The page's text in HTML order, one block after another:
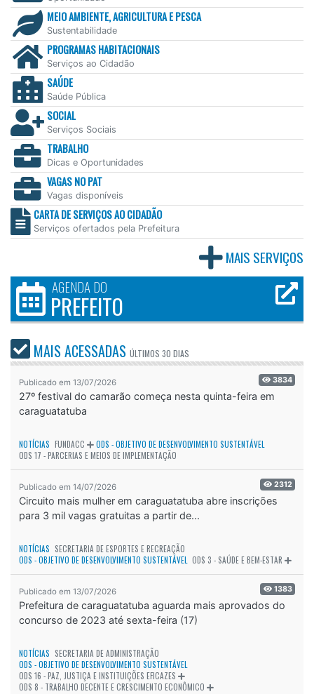
MEIO AMBIENTE, AGRICULTURA E PESCA
Sustentabilidade
PROGRAMAS HABITACIONAIS
Serviços ao Cidadão
SAÚDE
Saúde Pública
SOCIAL
Serviços Sociais
TRABALHO
Dicas e Oportunidades
VAGAS NO PAT
Vagas disponíveis
CARTA DE SERVIÇOS AO CIDADÃO
Serviços ofertados pela Prefeitura
MAIS SERVIÇOS
AGENDA DO
PREFEITO
MAIS ACESSADAS ÚLTIMOS 30 DIAS
Publicado em 13/07/2026 3834
27º festival do camarão começa nesta quinta-feira em
caraguatatuba
NOTÍCIAS FUNDACC
ODS - OBJETIVO DE DESENVOLVIMENTO SUSTENTÁVEL
ODS 17 - PARCERIAS E MEIOS DE IMPLEMENTAÇÃO
Publicado em 14/07/2026 2312
Circuito mais mulher em caraguatatuba abre inscrições
para 3 mil vagas gratuitas a partir de...
NOTÍCIAS SECRETARIA DE ESPORTES E RECREAÇÃO
ODS - OBJETIVO DE DESENVOLVIMENTO SUSTENTÁVEL ODS 3 - SAÚDE E BEM-ESTAR
Publicado em 13/07/2026 1383
Prefeitura de caraguatatuba aguarda mais aprovados do
concurso de 2023 até sexta-feira (17)
NOTÍCIAS SECRETARIA DE ADMINISTRAÇÃO
ODS - OBJETIVO DE DESENVOLVIMENTO SUSTENTÁVEL
ODS 16 - PAZ, JUSTIÇA E INSTITUIÇÕES EFICAZES
ODS 8 - TRABALHO DECENTE E CRESCIMENTO ECONÔMICO